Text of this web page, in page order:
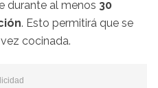
durante al menos 30
. Esto permitirá que se
cocinada.